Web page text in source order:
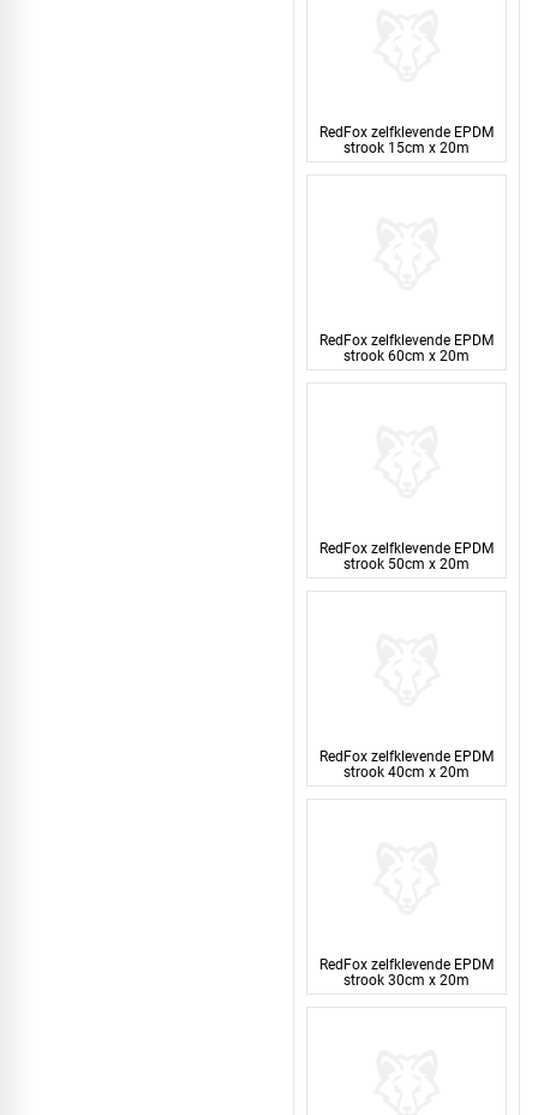
RedFox zelfklevende EPDM
strook 15cm x 20m
RedFox zelfklevende EPDM
strook 60cm x 20m
RedFox zelfklevende EPDM
strook 50cm x 20m
RedFox zelfklevende EPDM
strook 40cm x 20m
RedFox zelfklevende EPDM
strook 30cm x 20m